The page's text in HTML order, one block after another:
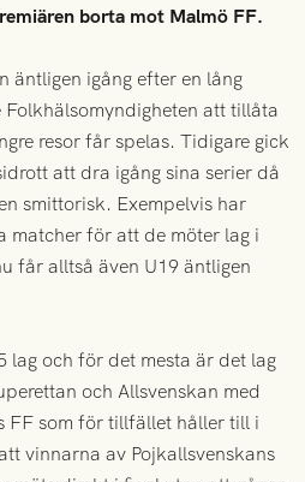
borta mot Malmö FF.
äntligen igång efter en lång
att tillåta
resor får spelas. Tidigare gick
att dra igång sina serier då
smittorisk. Exempelvis har
matcher för att de möter lag i
får alltså även U19 äntligen
lag och för det mesta är det lag
och Allsvenskan med
FF som för tillfället håller till i
vinnarna av Pojkallsvenskans